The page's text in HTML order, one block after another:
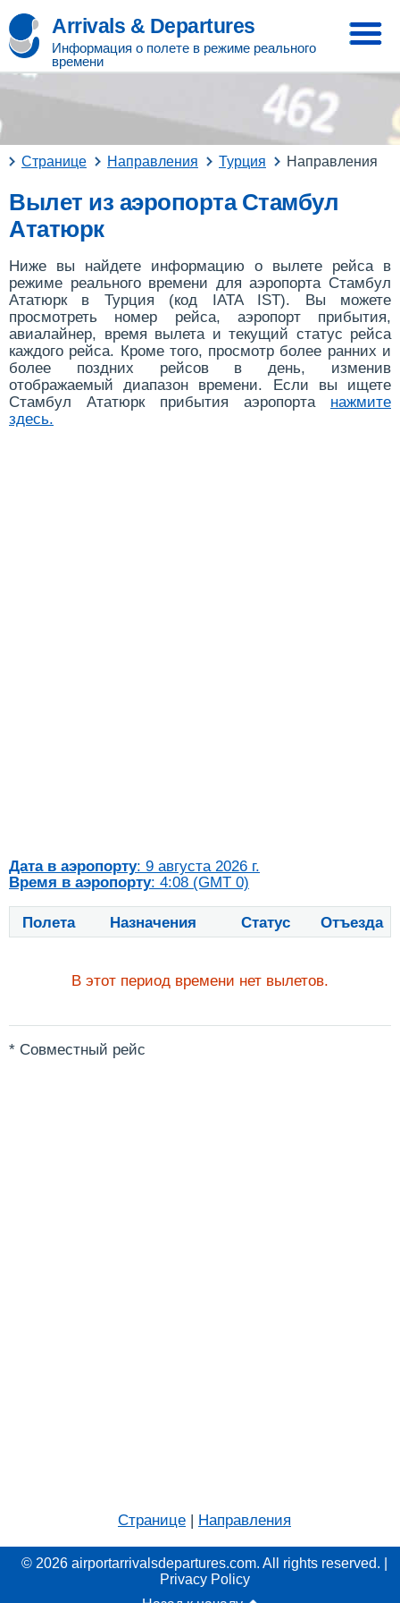
Arrivals & Departures
Информация о полете в режиме реального
времени
Странице Направления Турция Направления
Вылет из аэропорта Стамбул
Ататюрк
Ниже вы найдете информацию о вылете рейса в
режиме реального времени для аэропорта Стамбул
Ататюрк в Турция (код IATA IST). Вы можете
просмотреть номер рейса, аэропорт прибытия,
авиалайнер, время вылета и текущий статус рейса
каждого рейса. Кроме того, просмотр более ранних и
более поздних рейсов в день, изменив
отображаемый диапазон времени. Если вы ищете
Стамбул Ататюрк прибытия аэропорта нажмите
здесь.
Дата в аэропорту: 9 августа 2026 г.
Время в аэропорту: 4:08 (GMT 0)
Полета Назначения Статус Отъезда
В этот период времени нет вылетов.
* Совместный рейс
Странице | Направления
© 2026 airportarrivalsdepartures.com. All rights reserved. |
Privacy Policy